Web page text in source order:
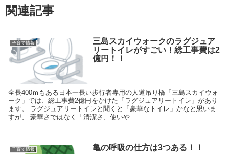
関連記事
子育て情報
三島スカイウォークのラグジュア
リートイレがすごい！総工事費は2
億円！！
全長400ｍもある日本一長い歩行者専用の人道吊り橋「三島スカイウォ
ーク」では、総工事費2億円をかけた「ラグジュアリートイレ」があり
ます。 ラグジュアリートイレと聞くと「豪華なトイレ」かなと思いま
すが、 豪華さではなく「清潔さ、使いや...
子育て情報 亀の呼吸の仕方は3つある！！